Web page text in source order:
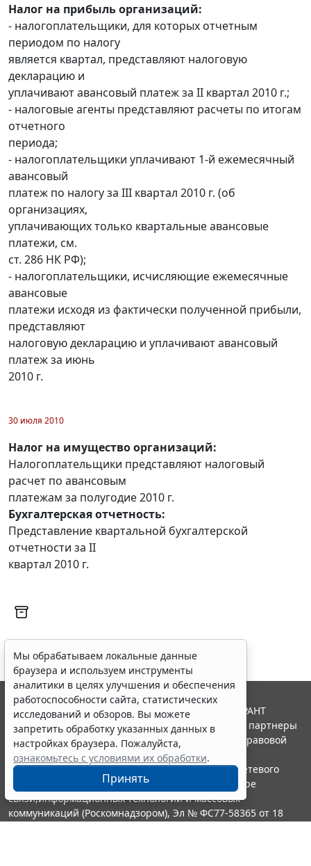
Налог на прибыль организаций:
- налогоплательщики, для которых отчетным
периодом по налогу
является квартал, представляют налоговую
декларацию и
уплачивают авансовый платеж за II квартал 2010 г.;
- налоговые агенты представляют расчеты по итогам
отчетного
периода;
- налогоплательщики уплачивают 1-й ежемесячный
авансовый
платеж по налогу за III квартал 2010 г. (об
организациях,
уплачивающих только квартальные авансовые
платежи, см.
ст. 286 НК РФ);
- налогоплательщики, исчисляющие ежемесячные
авансовые
платежи исходя из фактически полученной прибыли,
представляют
налоговую декларацию и уплачивают авансовый
платеж за июнь
2010 г.
30 июля 2010
Налог на имущество организаций:
Налогоплательщики представляют налоговый
расчет по авансовым
платежам за полугодие 2010 г.
Бухгалтерская отчетность:
Представление квартальной бухгалтерской
отчетности за II
квартал 2010 г.
Мы обрабатываем локальные данные
браузера и используем инструменты
аналитики в целях улучшения и обеспечения
работоспособности сайта, статистических
исследований и обзоров. Вы можете
запретить обработку указанных данных в
настройках браузера. Пожалуйста,
ознакомьтесь с условиями их обработки.
Принять
© ООО "НПП "ГАРАНТ-СЕРВИС", 2026. Система ГАРАНТ
выпускается с 1990 года. Компания "Гарант" и ее партнеры
являются участниками Российской ассоциации правовой
информации ГАРАНТ.
Портал ГАРАНТ.РУ зарегистрирован в качестве сетевого
издания Федеральной службой по надзору в сфере
связи,информационных технологий и массовых
коммуникаций (Роскомнадзором), Эл № ФС77-58365 от 18